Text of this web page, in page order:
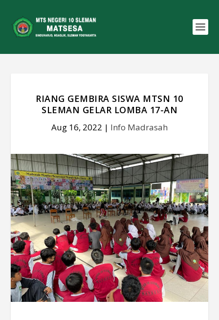
RIANG GEMBIRA SISWA MTSN 10
SLEMAN GELAR LOMBA 17-AN
Aug 16, 2022 | Info Madrasah